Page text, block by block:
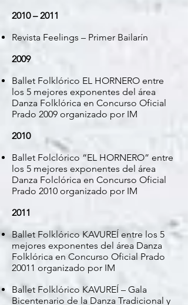
2010 – 2011
Revista Feelings – Primer Bailarín
2009
Ballet Folklórico EL HORNERO entre
los 5 mejores exponentes del área
Danza Folklórica en Concurso Oficial
Prado 2009 organizado por IM
2010
Ballet Folclórico “EL HORNERO” entre
los 5 mejores exponentes del área
Danza Folclórica en Concurso Oficial
Prado 2010 organizado por IM
2011
Ballet Folklórico KAVUREÍ entre los 5
mejores exponentes del área Danza
Folklórica en Concurso Oficial Prado
20011 organizado por IM
Ballet Folklórico KAVUREÍ – Gala
Bicentenario de la Danza Tradicional y